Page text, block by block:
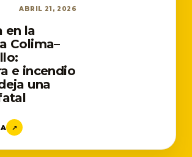
ABRIL 21, 2026
en la
Colima–
e incendio
una
↗